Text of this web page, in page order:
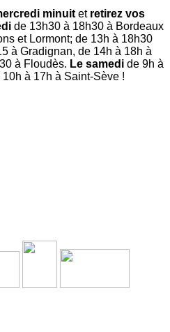
minuit et retirez vos
de 13h30 à 18h30 à Bordeaux
et Lormont; de 13h à 18h30
à Gradignan, de 14h à 18h à
à Floudès. Le samedi de 9h à
à 17h à Saint-Sève !